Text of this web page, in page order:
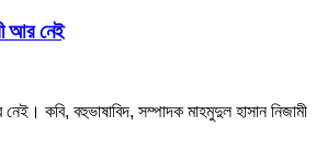
আর নেই
কবি, বহুভাষাবিদ, সম্পাদক মাহমুদুল হাসান নিজামী